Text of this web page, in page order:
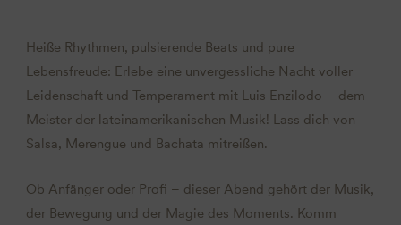
Heiße Rhythmen, pulsierende Beats und pure
Lebensfreude: Erlebe eine unvergessliche Nacht voller
Leidenschaft und Temperament mit Luis Enzilodo – dem
Meister der lateinamerikanischen Musik! Lass dich von
Salsa, Merengue und Bachata mitreißen.
Ob Anfänger oder Profi – dieser Abend gehört der Musik,
der Bewegung und der Magie des Moments. Komm